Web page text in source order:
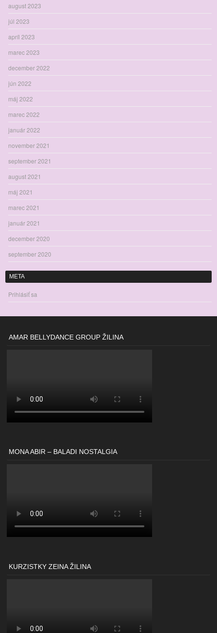
august 2023
júl 2023
apríl 2023
marec 2023
december 2022
jún 2022
máj 2022
marec 2022
január 2022
november 2021
september 2021
august 2021
máj 2021
marec 2021
január 2021
december 2020
september 2020
META
Prihlásiť sa
AMAR BELLYDANCE GROUP ŽILINA
MONA ABIR – BALADI NOSTALGIA
KURZISTKY ZEINA ŽILINA